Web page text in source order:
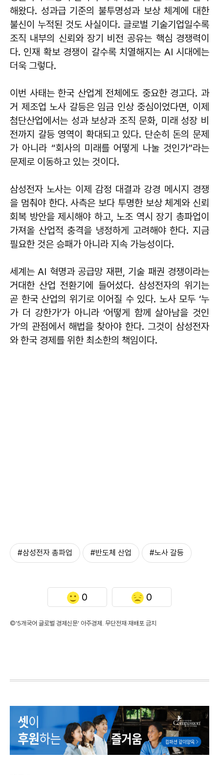
해왔다. 성과급 기준의 불투명성과 보상 체계에 대한
불신이 누적된 것도 사실이다. 글로벌 기술기업일수록
조직 내부의 신뢰와 장기 비전 공유는 핵심 경쟁력이
다. 인재 확보 경쟁이 갈수록 치열해지는 AI 시대에는
더욱 그렇다.
이번 사태는 한국 산업계 전체에도 중요한 경고다. 과
거 제조업 노사 갈등은 임금 인상 중심이었다면, 이제
첨단산업에서는 성과 보상과 조직 문화, 미래 성장 비
전까지 갈등 영역이 확대되고 있다. 단순히 돈의 문제
가 아니라 “회사의 미래를 어떻게 나눌 것인가”라는
문제로 이동하고 있는 것이다.
삼성전자 노사는 이제 감정 대결과 강경 메시지 경쟁
을 멈춰야 한다. 사측은 보다 투명한 보상 체계와 신뢰
회복 방안을 제시해야 하고, 노조 역시 장기 총파업이
가져올 산업적 충격을 냉정하게 고려해야 한다. 지금
필요한 것은 승패가 아니라 지속 가능성이다.
세계는 AI 혁명과 공급망 재편, 기술 패권 경쟁이라는
거대한 산업 전환기에 들어섰다. 삼성전자의 위기는
곧 한국 산업의 위기로 이어질 수 있다. 노사 모두 ‘누
가 더 강한가’가 아니라 ‘어떻게 함께 살아남을 것인
가’의 관점에서 해법을 찾아야 한다. 그것이 삼성전자
와 한국 경제를 위한 최소한의 책임이다.
#삼성전자 총파업 #반도체 산업 #노사 갈등
0 0
©'5개국어 글로벌 경제신문' 아주경제. 무단전재·재배포 금지